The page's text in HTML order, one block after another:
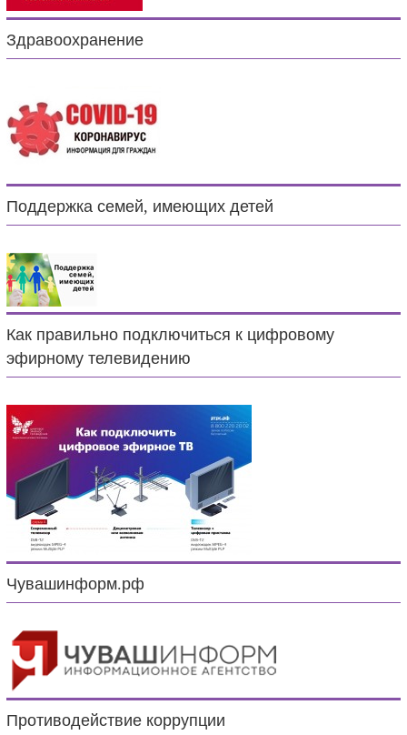
Здравоохранение
Поддержка семей, имеющих детей
Как правильно подключиться к цифровому
эфирному телевидению
Чувашинформ.рф
Противодействие коррупции